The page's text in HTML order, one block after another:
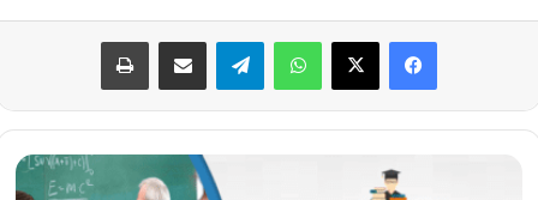
فيسبوك
‫X واتسابتيلقراممشاركة عبر البريد طباعة